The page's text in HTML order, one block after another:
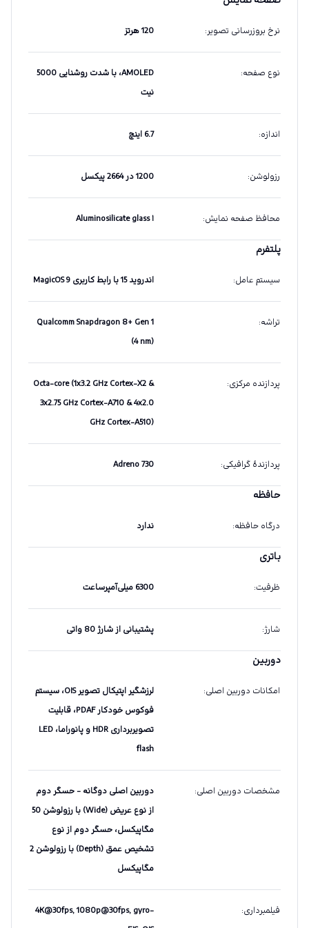
نرخ بروزرسانی تصویر: 120 هرتز
نوع صفحه:
AMOLED، با شدت روشنایی 5000
نیت
اندازه: 6.7 اینچ
رزولوشن: 1200 در 2664 پیکسل
محافظ صفحه نمایش: Aluminosilicate glass ۱
پلتفرم
سیستم عامل: اندروید 15 با رابط کاربری MagicOS 9
تراشه:
Qualcomm Snapdragon 8+ Gen 1
(4 nm)
پردازنده مرکزی:
Octa-core (1x3.2 GHz Cortex-X2 &
3x2.75 GHz Cortex-A710 & 4x2.0
GHz Cortex-A510)
پردازندهٔ گرافیکی:
Adreno 730
حافظه
درگاه حافظه: ندارد
باتری
ظرفیت: 6300 میلی‌آمپرساعت
شارژ: پشتیبانی از شارژ 80 واتی
دوربین
امکانات دوربین اصلی:
لرزشگیر اپتیکال تصویر OIS، سیستم
فوکوس خودکار PDAF، قابلیت
تصویربرداری HDR و پانوراما، LED
flash
مشخصات دوربین اصلی:
دوربین اصلی دو‌گانه - حسگر دوم
از نوع عریض (Wide) با رزولوشن 50
مگاپیکسل، حسگر دوم از نوع
تشخیص عمق (Depth) با رزولوشن 2
مگاپیکسل
فیلمبرداری:
4K@30fps, 1080p@30fps, gyro-